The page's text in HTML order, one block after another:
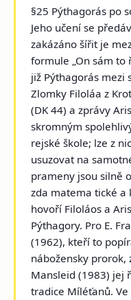
§25 Pýthagorás po
Jeho učení se
zakázáno šířit je
formule „On sám to
již Pýthagorás mezi
Zlomky Filoláa z
(DK 44) a zprávy
skromným
rejské škole; lze z
usuzovat na
prameny jsou silně
zda matema tické a
hovoří Filoláos a
Pýthagory. Pro E.
(1962), kteří to
nábožensky prorok,
Mansleid (1983) jej
tradice Míléťanů.